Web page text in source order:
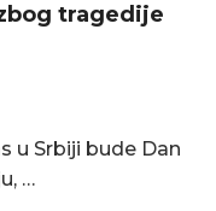
tragedije
u Srbiji bude Dan
…